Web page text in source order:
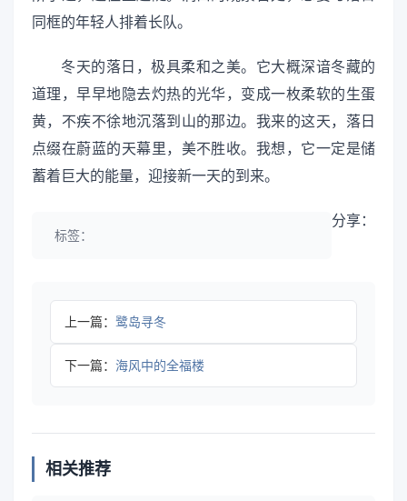
同框的年轻人排着长队。
冬天的落日，极具柔和之美。它大概深谙冬藏的
道理，早早地隐去灼热的光华，变成一枚柔软的生蛋
黄，不疾不徐地沉落到山的那边。我来的这天，落日
点缀在蔚蓝的天幕里，美不胜收。我想，它一定是储
蓄着巨大的能量，迎接新一天的到来。
分享：
标签：
上一篇： 鹭岛寻冬
下一篇： 海风中的全福楼
相关推荐